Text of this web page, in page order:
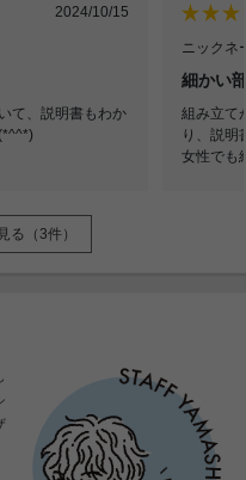
2024/10/15
て、説明書もわか
ニックネ
細かい
組み立て
り、説明
女性でも
る（3件）